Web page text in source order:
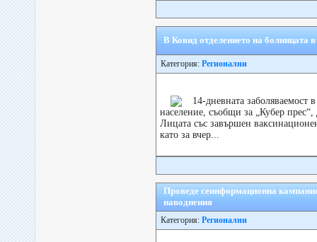
В Ковид отделението на болницата
Категория: Регионални
14-дневната
население, съобщи за „Кубер
Лицата със завършен
като за вчер...
Провeде сеинформационна
наводнения
Категория: Регионални